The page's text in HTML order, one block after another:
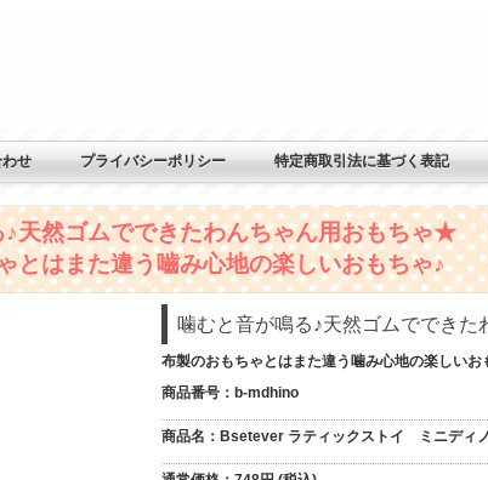
せ プライバシーポリシー 特定商取引法に基づく表記
♪天然ゴムでできたわんちゃん用おもちゃ★
とはまた違う嚙み心地の楽しいおもちゃ♪
噛むと音が鳴る♪天然ゴムででき
布製のおもちゃとはまた違う噛み心地の楽しいお
商品番号 ：b-mdhino
商品名 ：Bsetever ラティックストイ ミニディノ